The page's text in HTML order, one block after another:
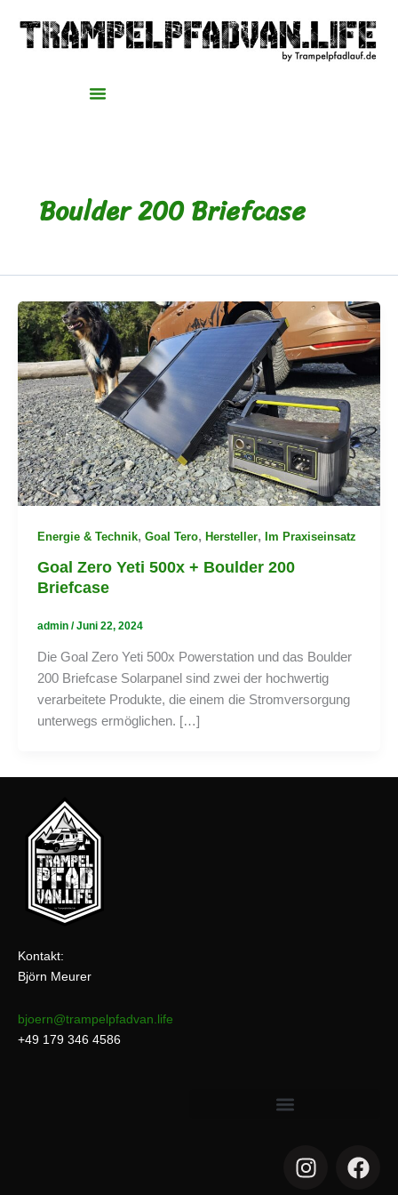
Inhalt
springen
Boulder 200 Briefcase
Energie & Technik, Goal Tero, Hersteller, Im Praxiseinsatz
Goal Zero Yeti 500x + Boulder 200
Briefcase
admin /Juni 22, 2024
Die Goal Zero Yeti 500x Powerstation und das Boulder
200 Briefcase Solarpanel sind zwei der hochwertig
verarbeitete Produkte, die einem die Stromversorgung
unterwegs ermöglichen. […]
Kontakt:
Björn Meurer
bjoern@trampelpfadvan.life
+49 179 346 4586
I
n
F
a